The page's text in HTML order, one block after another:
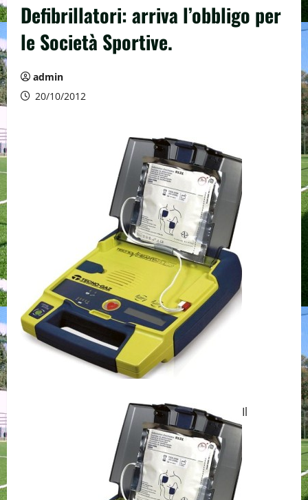
Defibrillatori: arriva l’obbligo per
le Società Sportive.
admin
20/10/2012
Il